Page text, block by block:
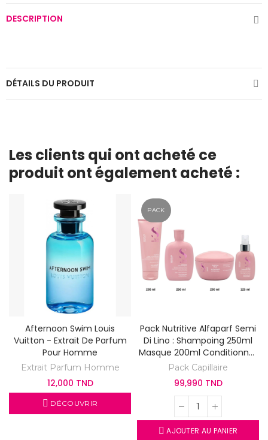
DESCRIPTION
DÉTAILS DU PRODUIT
Les clients qui ont acheté ce
produit ont également acheté :
Afternoon Swim Louis
Vuitton - Extrait De Parfum
Pour Homme
Extrait Parfum Homme
12,000 TND
DÉCOUVRIR
PACK
Pack Nutritive Alfaparf Semi
Di Lino : Shampoing 250ml
Masque 200ml Conditionner
Leave-In 200ml Detangling
Fluid 125ml
Pack Capillaire
99,990 TND
AJOUTER AU PANIER